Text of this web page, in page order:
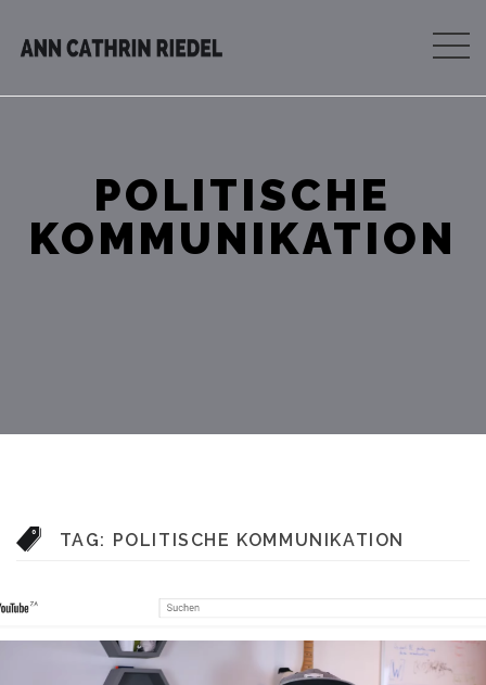
POLITISCHE
KOMMUNIKATION
TAG: POLITISCHE KOMMUNIKATION